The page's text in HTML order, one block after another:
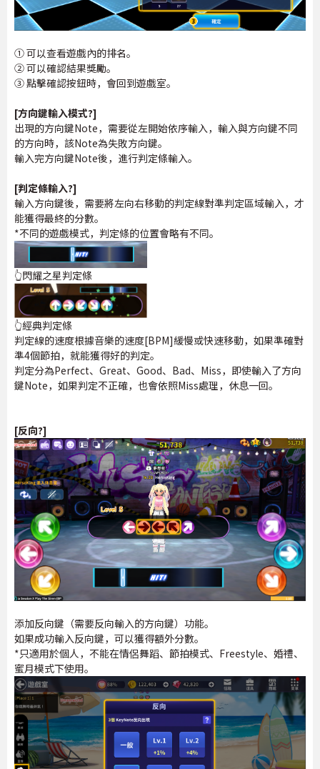
① 可以查看遊戲內的排名。
② 可以確認結果獎勵。
③ 點擊確認按鈕時，會回到遊戲室。
[方向鍵輸入模式?]
出現的方向鍵Note，需要從左開始依序輸入，輸入與方向鍵不同
的方向時，該Note為失敗方向鍵。
輸入完方向鍵Note後，進行判定條輸入。
[判定條輸入?]
輸入方向鍵後，需要將左向右移動的判定線對準判定區域輸入，才
能獲得最終的分數。
*不同的遊戲模式，判定條的位置會略有不同。
👆閃耀之星判定條
👆經典判定條
判定線的速度根據音樂的速度[BPM]緩慢或快速移動，如果準確對
準4個節拍，就能獲得好的判定。
判定分為Perfect、Great、Good、Bad、Miss，即使輸入了方向
鍵Note，如果判定不正確，也會依照Miss處理，休息一回。
[反向?]
添加反向鍵（需要反向輸入的方向鍵）功能。
如果成功輸入反向鍵，可以獲得額外分數。
*只適用於個人，不能在情侶舞蹈、節拍模式、Freestyle、婚禮、
蜜月模式下使用。